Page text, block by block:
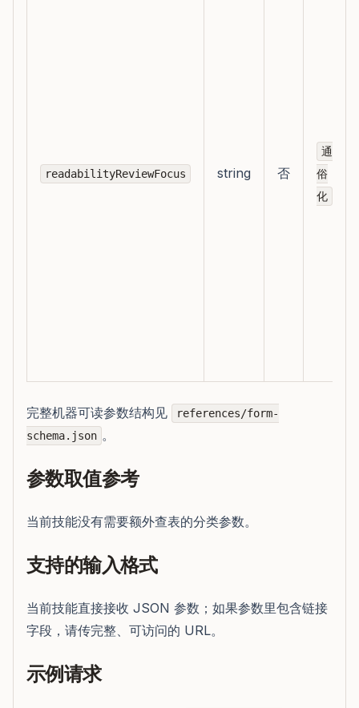
readabilityReviewFocus string 否
通
俗
化
完整机器可读参数结构见
references/form-
schema.json 。
参数取值参考
当前技能没有需要额外查表的分类参数。
支持的输入格式
当前技能直接接收 JSON 参数；如果参数里包含链接
字段，请传完整、可访问的 URL。
示例请求